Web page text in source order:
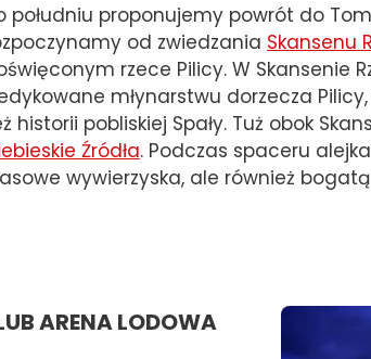
południu proponujemy powrót do
od zwiedzania Skansenu
rzece Pilicy. W Skansenie
młynarstwu dorzecza
historii pobliskiej Spały. Tuż obok
Źródła. Podczas spaceru
wywierzyska, ale również
ARENA LODOWA